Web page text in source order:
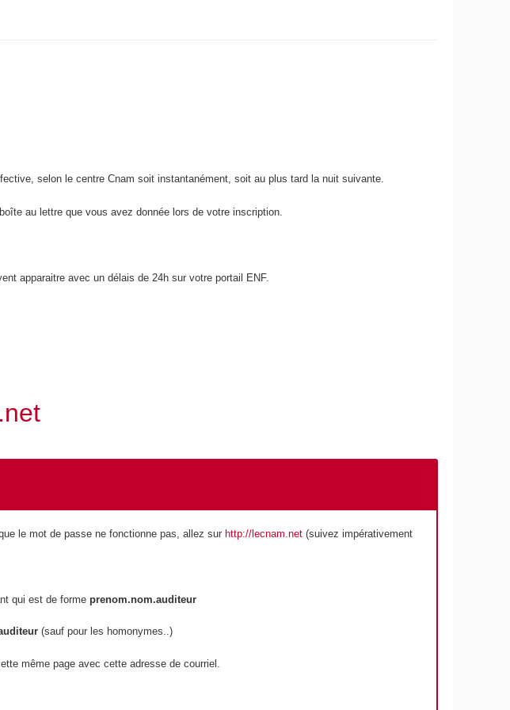
selon le centre Cnam soit instantanément, soit au plus tard la nuit suivante.
au lettre que vous avez donnée lors de votre inscription.
apparaitre avec un délais de 24h sur votre portail ENF.
le mot de passe ne fonctionne pas, allez sur http://lecnam.net(suivez impérativement
qui est de forme prenom.nom.auditeur
(sauf pour les homonymes..)
même page avec cette adresse de courriel.